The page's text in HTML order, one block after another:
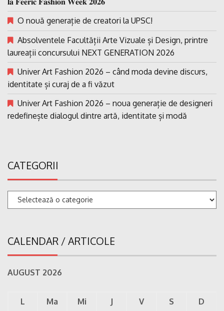
O nouă generație de creatori la UPSC!
Absolventele Facultății Arte Vizuale și Design, printre
laureații concursului NEXT GENERATION 2026
Univer Art Fashion 2026 – când moda devine discurs,
identitate și curaj de a fi văzut
Univer Art Fashion 2026 – noua generație de designeri
redefinește dialogul dintre artă, identitate și modă
CATEGORII
Categorii
CALENDAR / ARTICOLE
AUGUST 2026
L Ma Mi J V S
D